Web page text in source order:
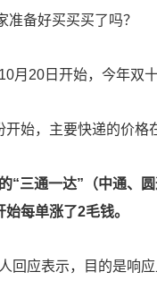
准备好买买买了吗？
月20日开始，今年双
始，主要快递的价格
“三通一达”（中通、
每单涨了2毛钱。
回应表示，目的是响